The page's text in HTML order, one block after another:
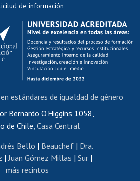
docente
académica
al AUCAI
Funcionarias/os
internos de capacitación
del personal
de movilidad interna
de renta
de renta honorarios
páginas blancas
Extranjeras/os
de información
Bernardo O'Higgins 1058,
de Chile, Casa Central
Bello | Beauchef| Dra.
| Juan Gómez Millas | Sur |
más recintos
estándares de igualdad de género